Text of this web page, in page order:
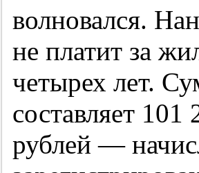
волновался.
не платит за
четырех лет.
составляет
рублей —